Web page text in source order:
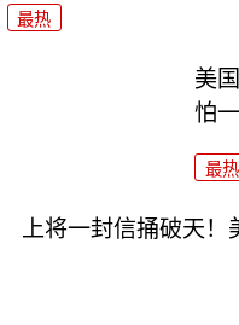
最热
美
怕
最热
上将一封信捅破天！